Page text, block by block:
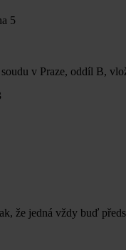
5
v Praze, oddíl B,
že jedná vždy buď